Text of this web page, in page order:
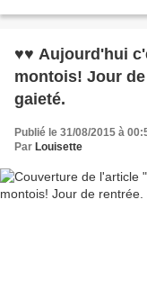
♥♥ Aujourd'hui c'est la
montois! Jour
gaieté.
Publié le 31/08/2015 à
Par Louisette